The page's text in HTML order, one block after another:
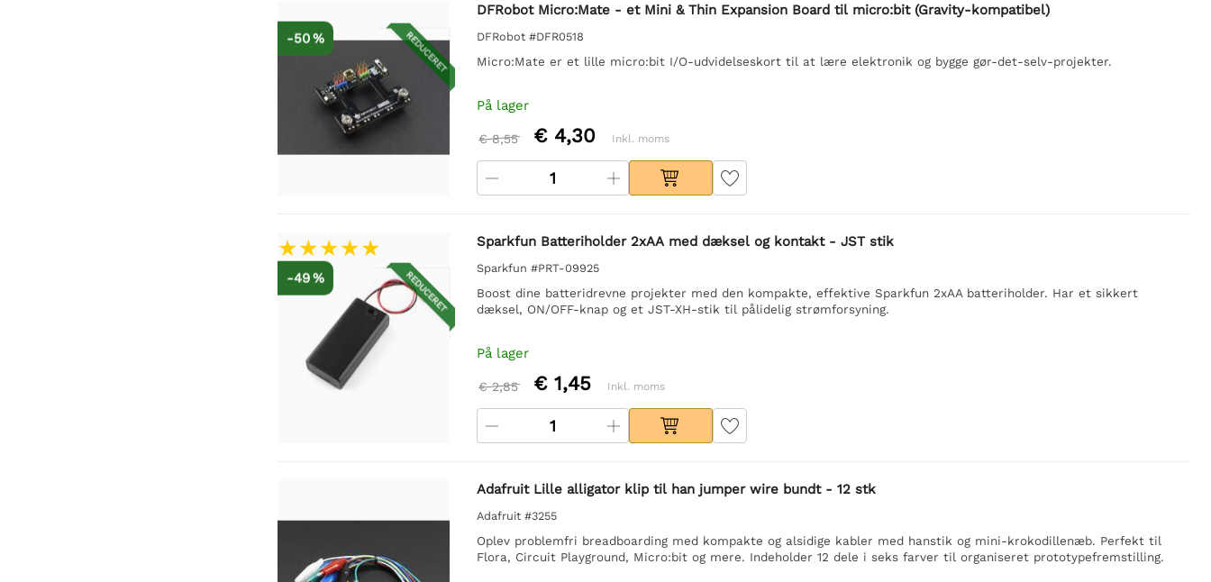
REDUCERET
-50 %
DFRobot Micro:Mate - et Mini & Thin Expansion Board til micro:bit (Gravity-kompatibel)
DFRobot #DFR0518
Micro:Mate er et lille micro:bit I/O-udvidelseskort til at lære elektronik og bygge gør-det-selv-projekter.
På lager
€ 8,55 € 4,30 Inkl. moms
REDUCERET
-49 %
Sparkfun Batteriholder 2xAA med dæksel og kontakt - JST stik
Sparkfun #PRT-09925
Boost dine batteridrevne projekter med den kompakte, effektive Sparkfun 2xAA batteriholder. Har et sikkert
dæksel, ON/OFF-knap og et JST-XH-stik til pålidelig strømforsyning.
På lager
€ 2,85 € 1,45 Inkl. moms
Adafruit Lille alligator klip til han jumper wire bundt - 12 stk
Adafruit #3255
Oplev problemfri breadboarding med kompakte og alsidige kabler med hanstik og mini-krokodillenæb. Perfekt til
Flora, Circuit Playground, Micro:bit og mere. Indeholder 12 dele i seks farver til organiseret prototypefremstilling.